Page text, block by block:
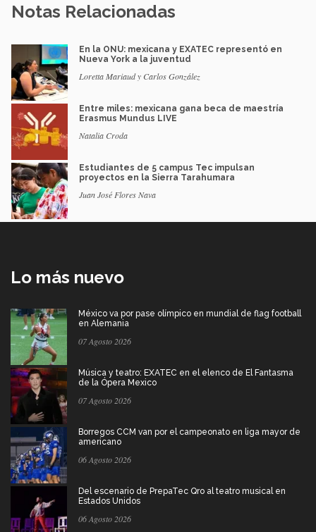
Notas Relacionadas
En la ONU: mexicana y EXATEC representó en
Nueva York a la juventud
Loretta Mariaud y Carlos González
Entre miles: mexicana gana beca de maestría
Erasmus Mundus LIVE
Natalia Croda
Estudiantes de 5 campus Tec impulsan
proyectos en la Sierra Tarahumara
Juan José Flores Nava
Lo más nuevo
México va por pase olímpico en mundial de flag football
en Alemania
07 Agosto 2026
Música y teatro: EXATEC en el elenco de El Fantasma
de la Ópera Mexico
07 Agosto 2026
Borregos CCM van por el campeonato en liga mayor de
americano
06 Agosto 2026
Del escenario de PrepaTec Qro al teatro musical en
Estados Unidos
06 Agosto 2026